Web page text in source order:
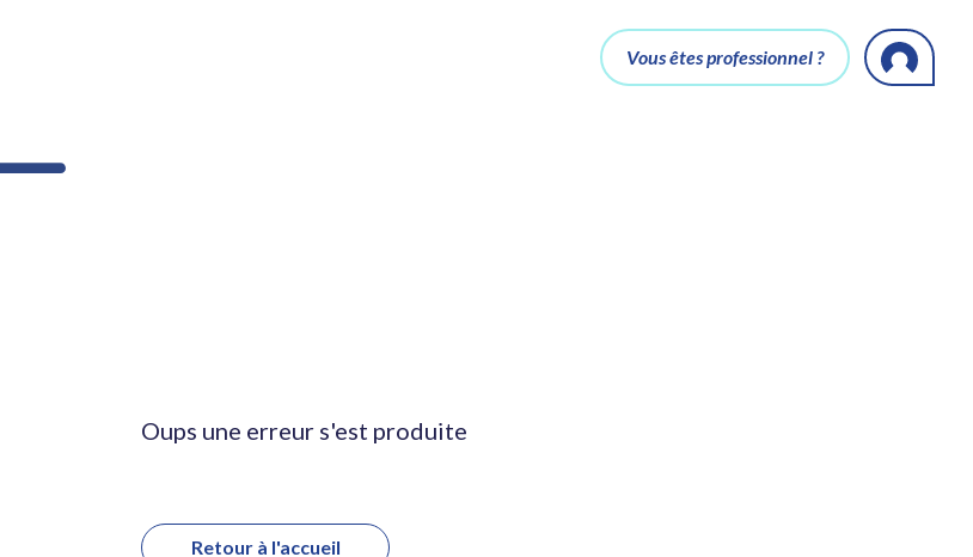
Vous êtes professionnel ?
Oups une erreur s'est produite
Retour à l'accueil